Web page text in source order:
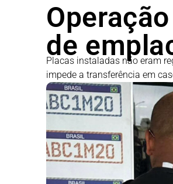
de
Placas instaladas não eram
impede a transferência em